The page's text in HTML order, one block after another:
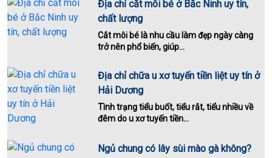
Địa chỉ cắt môi bé ở Bắc Ninh uy tín,
chất lượng
Cắt môi bé là nhu cầu làm đẹp ngày càng
trở nên phổ biến, giúp...
Địa chỉ chữa u xơ tuyến tiền liệt uy tín ở
Hải Dương
Tình trạng tiểu buốt, tiểu rắt, tiểu nhiều về
đêm do u xơ tuyến tiền...
Ngủ chung có lây sùi mào gà không?